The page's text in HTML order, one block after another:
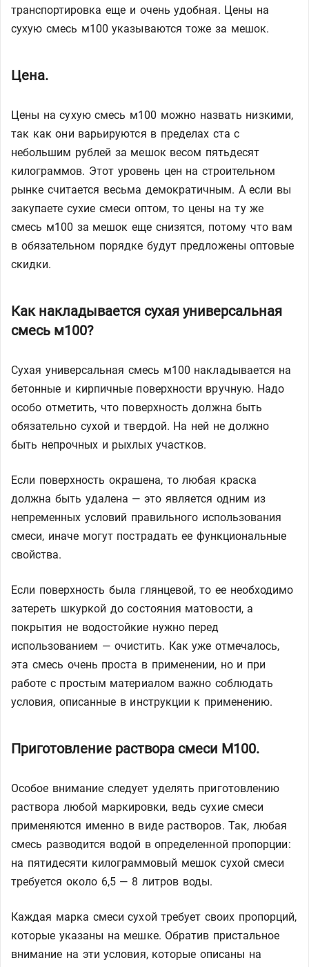
транспортировка еще и очень удобная. Цены на
сухую смесь м100 указываются тоже за мешок.
Цена.
Цены на сухую смесь м100 можно назвать низкими,
так как они варьируются в пределах ста с
небольшим рублей за мешок весом пятьдесят
килограммов. Этот уровень цен на строительном
рынке считается весьма демократичным. А если вы
закупаете сухие смеси оптом, то цены на ту же
смесь м100 за мешок еще снизятся, потому что вам
в обязательном порядке будут предложены оптовые
скидки.
Как накладывается сухая универсальная
смесь м100?
Сухая универсальная смесь м100 накладывается на
бетонные и кирпичные поверхности вручную. Надо
особо отметить, что поверхность должна быть
обязательно сухой и твердой. На ней не должно
быть непрочных и рыхлых участков.
Если поверхность окрашена, то любая краска
должна быть удалена — это является одним из
непременных условий правильного использования
смеси, иначе могут пострадать ее функциональные
свойства.
Если поверхность была глянцевой, то ее необходимо
затереть шкуркой до состояния матовости, а
покрытия не водостойкие нужно перед
использованием — очистить. Как уже отмечалось,
эта смесь очень проста в применении, но и при
работе с простым материалом важно соблюдать
условия, описанные в инструкции к применению.
Приготовление раствора смеси М100.
Особое внимание следует уделять приготовлению
раствора любой маркировки, ведь сухие смеси
применяются именно в виде растворов. Так, любая
смесь разводится водой в определенной пропорции:
на пятидесяти килограммовый мешок сухой смеси
требуется около 6,5 — 8 литров воды.
Каждая марка смеси сухой требует своих пропорций,
которые указаны на мешке. Обратив пристальное
внимание на эти условия, которые описаны на